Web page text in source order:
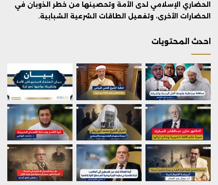
الحضاري الإسلامي لدى الأمة وتحصينها من خطر الذوبان في
الحضارات الأخرى، وتفعيل الطاقات الشرعية الشبابية.
احدث المحتويات